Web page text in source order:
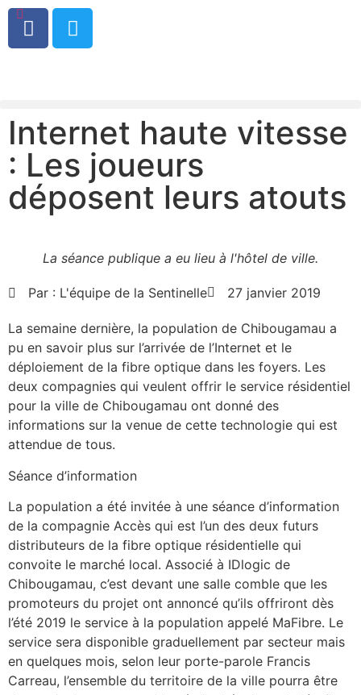
0
Internet haute vitesse
: Les joueurs
déposent leurs atouts
La séance publique a eu lieu à l'hôtel de ville.
Par : L'équipe de la Sentinelle 27 janvier 2019
La semaine dernière, la population de Chibougamau a
pu en savoir plus sur l’arrivée de l’Internet et le
déploiement de la fibre optique dans les foyers. Les
deux compagnies qui veulent offrir le service résidentiel
pour la ville de Chibougamau ont donné des
informations sur la venue de cette technologie qui est
attendue de tous.
Séance d’information
La population a été invitée à une séance d’information
de la compagnie Accès qui est l’un des deux futurs
distributeurs de la fibre optique résidentielle qui
convoite le marché local. Associé à IDlogic de
Chibougamau, c’est devant une salle comble que les
promoteurs du projet ont annoncé qu’ils offriront dès
l’été 2019 le service à la population appelé MaFibre. Le
service sera disponible graduellement par secteur mais
en quelques mois, selon leur porte-parole Francis
Carreau, l’ensemble du territoire de la ville pourra être